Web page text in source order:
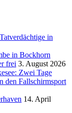
in
in Bockhorn
frei 3. August 2026
Zwei Tage
den Fallschirmsport
14. April